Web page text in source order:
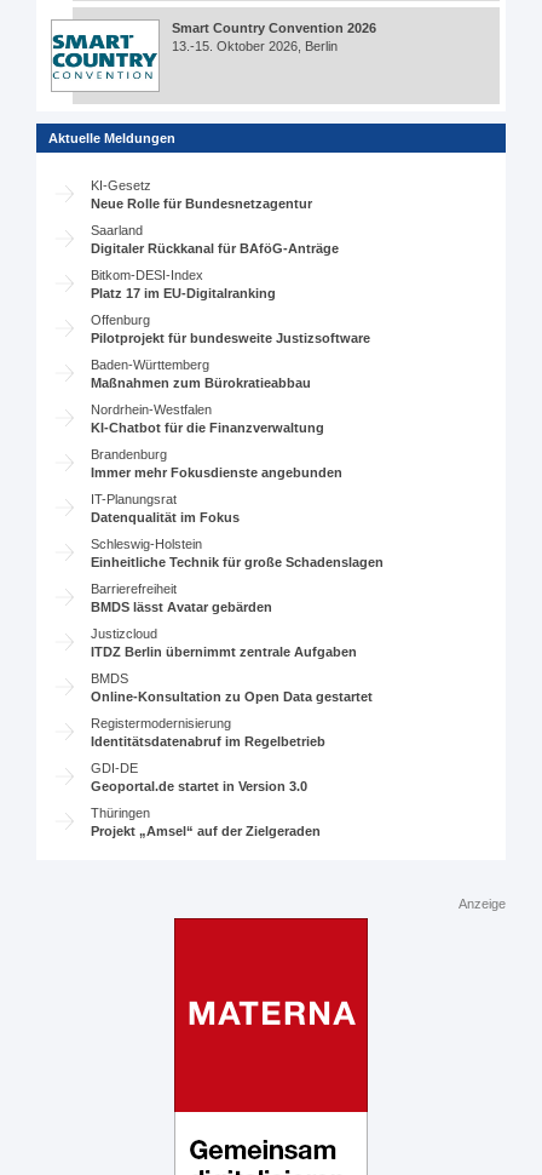
Smart Country Convention 2026
13.-15. Oktober 2026, Berlin
Aktuelle Meldungen
KI-Gesetz
Neue Rolle für Bundesnetzagentur
Saarland
Digitaler Rückkanal für BAföG-Anträge
Bitkom-DESI-Index
Platz 17 im EU-Digitalranking
Offenburg
Pilotprojekt für bundesweite Justizsoftware
Baden-Württemberg
Maßnahmen zum Bürokratieabbau
Nordrhein-Westfalen
KI-Chatbot für die Finanzverwaltung
Brandenburg
Immer mehr Fokusdienste angebunden
IT-Planungsrat
Datenqualität im Fokus
Schleswig-Holstein
Einheitliche Technik für große Schadenslagen
Barrierefreiheit
BMDS lässt Avatar gebärden
Justizcloud
ITDZ Berlin übernimmt zentrale Aufgaben
BMDS
Online-Konsultation zu Open Data gestartet
Registermodernisierung
Identitätsdatenabruf im Regelbetrieb
GDI-DE
Geoportal.de startet in Version 3.0
Thüringen
Projekt „Amsel“ auf der Zielgeraden
Anzeige